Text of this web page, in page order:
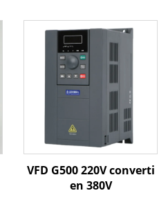
VFD G500 220V converti
en 380V